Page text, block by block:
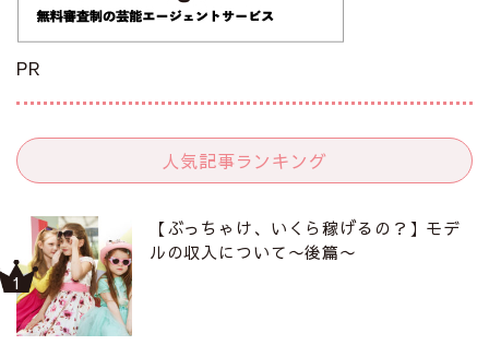
PR
人気記事ランキング
【ぶっちゃけ、いくら稼げるの？】モデ
ルの収入について〜後篇〜